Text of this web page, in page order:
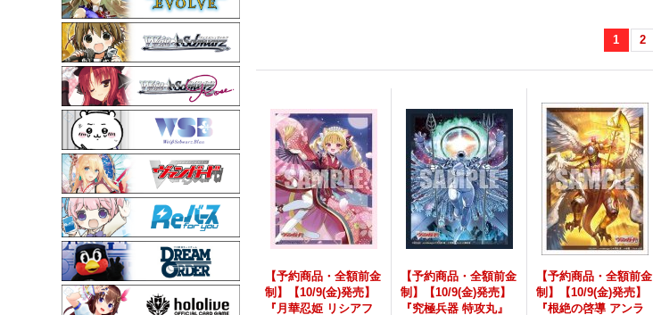
1 2
【予約商品・全額前金
制】【10/9(金)発売】
『月華忍姫 リシアフ
【予約商品・全額前金
制】【10/9(金)発売】
『究極兵器 特攻丸』
【予約商品・全額前金
制】【10/9(金)発売】
『根絶の啓導 アンラ